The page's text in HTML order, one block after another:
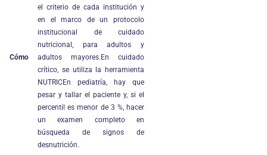
Cómo
el criterio de cada institución y
en el marco de un protocolo
institucional de cuidado
nutricional, para adultos y
adultos mayores.En cuidado
crítico, se utiliza la herramienta
NUTRICEn pediatría, hay que
pesar y tallar el paciente y, si el
percentil es menor de 3 %, hacer
un examen completo en
búsqueda de signos de
desnutrición.